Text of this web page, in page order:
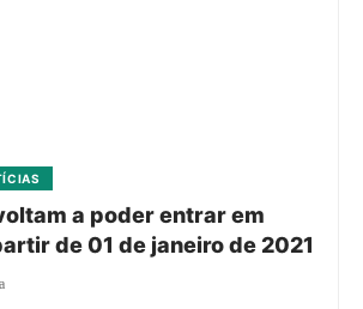
a poder entrar em
de 01 de janeiro de 2021